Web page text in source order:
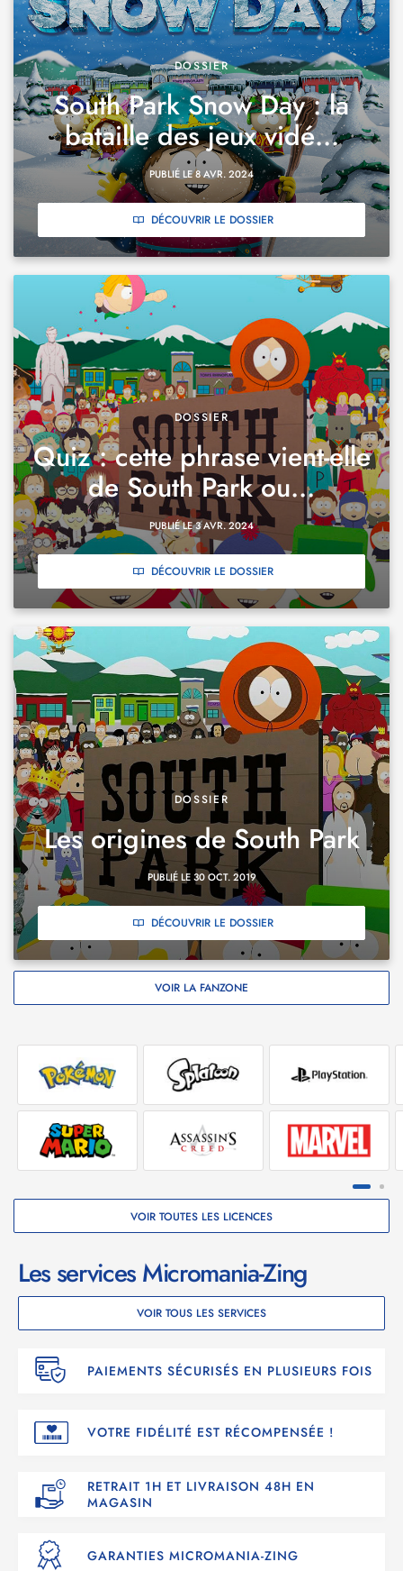
DOSSIER
South Park Snow Day : la
bataille des jeux vidé...
PUBLIÉ LE 8 AVR. 2024
DÉCOUVRIR LE DOSSIER
DOSSIER
Quiz : cette phrase vient-elle
de South Park ou...
PUBLIÉ LE 3 AVR. 2024
DÉCOUVRIR LE DOSSIER
DOSSIER
Les origines de South Park
PUBLIÉ LE 30 OCT. 2019
DÉCOUVRIR LE DOSSIER
VOIR LA FANZONE
VOIR TOUTES LES LICENCES
Les services Micromania-Zing
VOIR TOUS LES SERVICES
PAIEMENTS SÉCURISÉS EN PLUSIEURS FOIS
VOTRE FIDÉLITÉ EST RÉCOMPENSÉE !
RETRAIT 1H ET LIVRAISON 48H EN
MAGASIN
GARANTIES MICROMANIA-ZING